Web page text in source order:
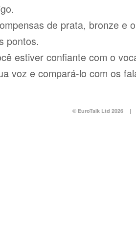
de prata, bronze e
pontos.
estiver confiante com o
voz e compará-lo com os
© EuroTalk Ltd 2026 |